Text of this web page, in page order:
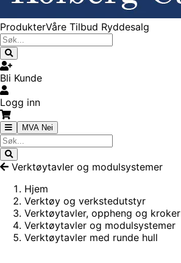
ProdukterVåre Tilbud Ryddesalg
Bli Kunde
Logg inn
MVA Nei
Verktøytavler og modulsystemer
Hjem
Verktøy og verkstedutstyr
Verktøytavler, oppheng og kroker
Verktøytavler og modulsystemer
Verktøytavler med runde hull